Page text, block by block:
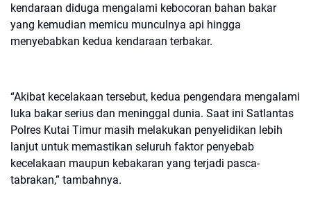
kendaraan diduga mengalami kebocoran bahan bakar
yang kemudian memicu munculnya api hingga
menyebabkan kedua kendaraan terbakar.
“Akibat kecelakaan tersebut, kedua pengendara mengalami
luka bakar serius dan meninggal dunia. Saat ini Satlantas
Polres Kutai Timur masih melakukan penyelidikan lebih
lanjut untuk memastikan seluruh faktor penyebab
kecelakaan maupun kebakaran yang terjadi pasca-
tabrakan,” tambahnya.